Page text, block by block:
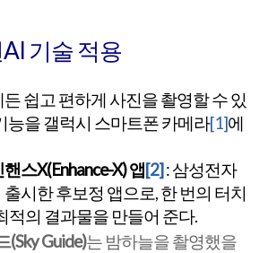
기술 적용
든 쉽고 편하게 사진을 촬영할 수 있
능을 갤럭시 스마트폰 카메라[1]에
스X(Enhance-X) 앱[2]: 삼성전자
시한 후보정 앱으로, 한 번의 터치
적의 결과물을 만들어 준다.
(Sky Guide)는 밤하늘을 촬영했을